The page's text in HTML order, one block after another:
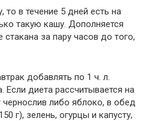
то в течение 5 дней есть на
такую кашу. Дополняется
за пару часов до того,
добавлять по 1 ч. л.
Если диета рассчитывается на
либо яблоко, в обед
г), зелень, огурцы и капусту,